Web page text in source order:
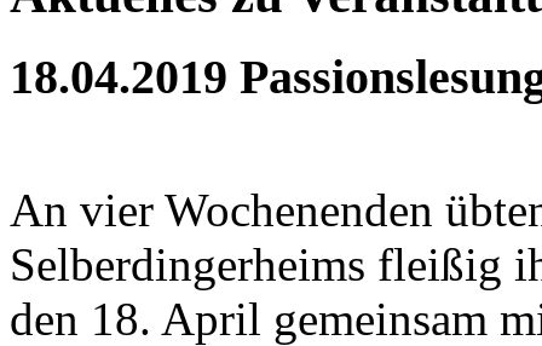
18.04.2019
An vier Wochenenden
Selberdingerheims fleißig
den 18. April gemeinsam